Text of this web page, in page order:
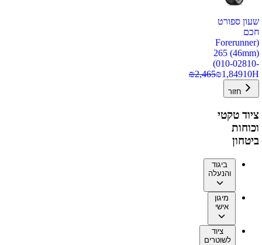
שעון ספורט
חכם
(Forerunner
265 (46mm)
(010-02810-
10H
₪1,849
₪2,465
חזור
ציוד טקטי
וכוחות
ביטחון
ביגוד
והנעלה
מיגון
אישי
ציוד
לשוטרים